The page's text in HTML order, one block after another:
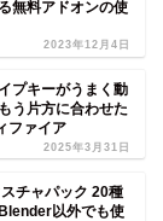
無料アドオンの使
2023年12月4日
プキーがうまく動
う片方に合わせた
ファイア
2025年3月31日
チャパック 20種
以外でも使